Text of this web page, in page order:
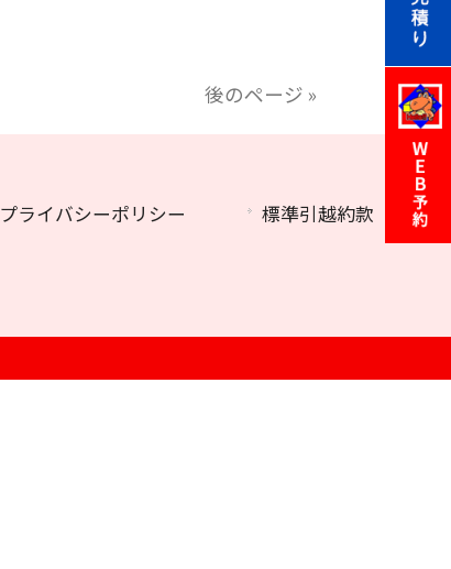
後のページ »
プライバシーポリシー 標準引越約款